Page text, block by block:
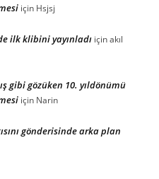
için Hsjsj
ilk klibini yayınladı içinakıl
gibi gözüken 10. yıldönümü
için Narin
gönderisinde arka plan